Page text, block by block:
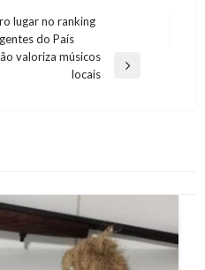
lugar no ranking
do País
valoriza músicos
locais